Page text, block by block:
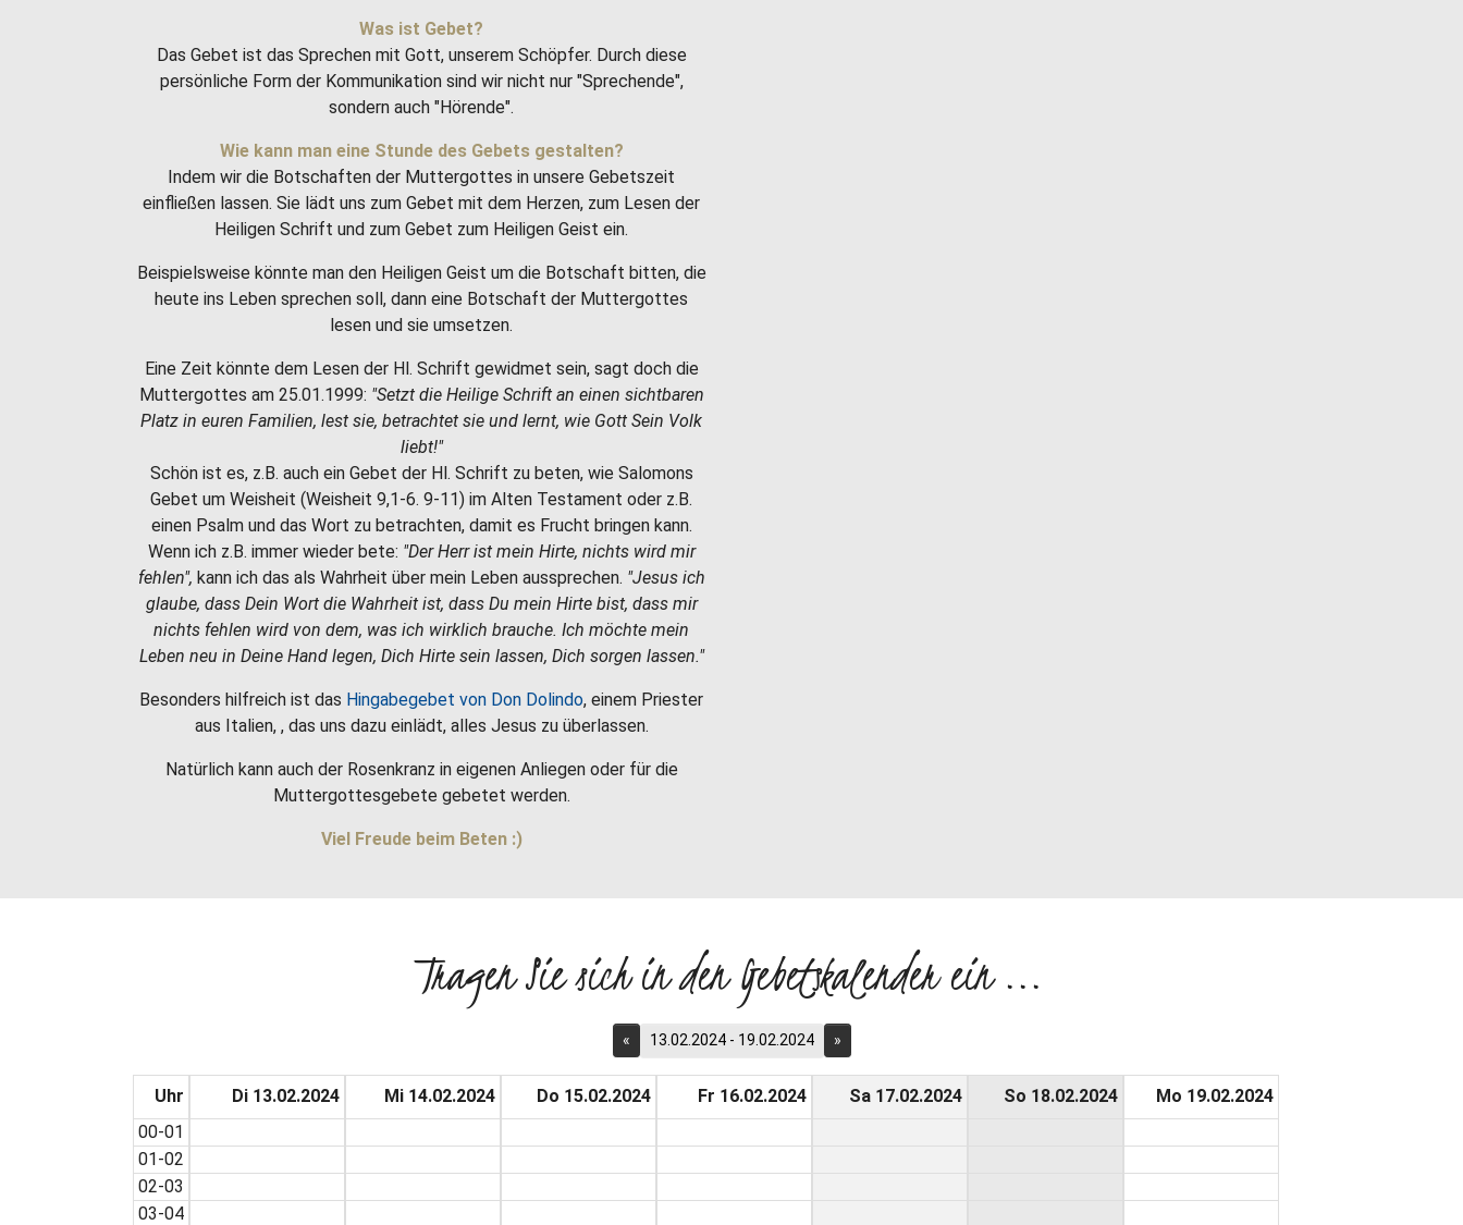
Was ist Gebet?
Das Gebet ist das Sprechen mit Gott, unserem Schöpfer. Durch diese
persönliche Form der Kommunikation sind wir nicht nur "Sprechende",
sondern auch "Hörende".
Wie kann man eine Stunde des Gebets gestalten?
Indem wir die Botschaften der Muttergottes in unsere Gebetszeit
einfließen lassen. Sie lädt uns zum Gebet mit dem Herzen, zum Lesen der
Heiligen Schrift und zum Gebet zum Heiligen Geist ein.
Beispielsweise könnte man den Heiligen Geist um die Botschaft bitten, die
heute ins Leben sprechen soll, dann eine Botschaft der Muttergottes
lesen und sie umsetzen.
Eine Zeit könnte dem Lesen der Hl. Schrift gewidmet sein, sagt doch die
Muttergottes am 25.01.1999: "Setzt die Heilige Schrift an einen sichtbaren
Platz in euren Familien, lest sie, betrachtet sie und lernt, wie Gott Sein Volk
liebt!"
Schön ist es, z.B. auch ein Gebet der Hl. Schrift zu beten, wie Salomons
Gebet um Weisheit (Weisheit 9,1-6. 9-11) im Alten Testament oder z.B.
einen Psalm und das Wort zu betrachten, damit es Frucht bringen kann.
Wenn ich z.B. immer wieder bete: "Der Herr ist mein Hirte, nichts wird mir
fehlen", kann ich das als Wahrheit über mein Leben aussprechen. "Jesus ich
glaube, dass Dein Wort die Wahrheit ist, dass Du mein Hirte bist, dass mir
nichts fehlen wird von dem, was ich wirklich brauche. Ich möchte mein
Leben neu in Deine Hand legen, Dich Hirte sein lassen, Dich sorgen lassen."
Besonders hilfreich ist das Hingabegebet von Don Dolindo, einem Priester
aus Italien, , das uns dazu einlädt, alles Jesus zu überlassen.
Natürlich kann auch der Rosenkranz in eigenen Anliegen oder für die
Muttergottesgebete gebetet werden.
Viel Freude beim Beten :)
Tragen Sie sich in den Gebetskalender ein ...
« 13.02.2024 - 19.02.2024 »
Uhr
00-01
01-02
02-03
03-04
Di 13.02.2024 Mi 14.02.2024 Do 15.02.2024 Fr 16.02.2024 Sa 17.02.2024 So 18.02.2024 Mo 19.02.2024